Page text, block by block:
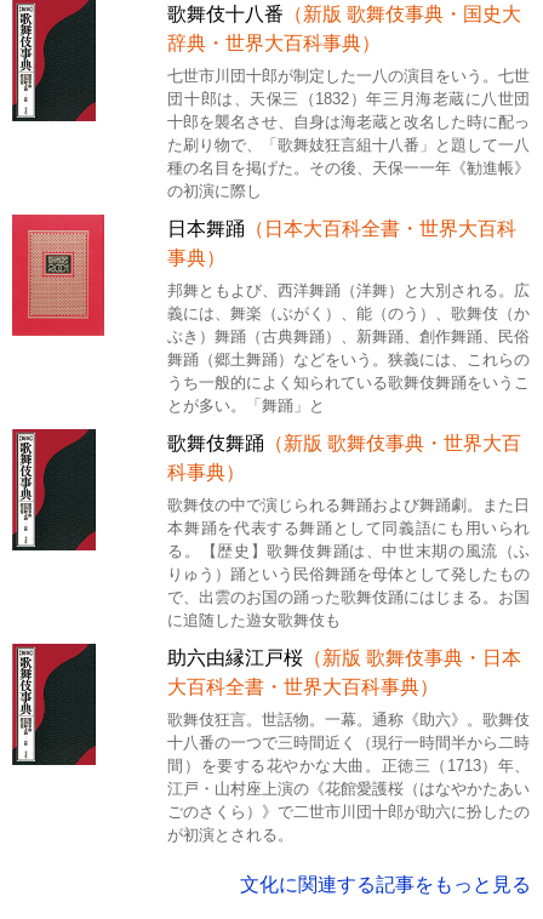
歌舞伎十八番 （新版 歌舞伎事典・国史大
辞典・世界大百科事典）
七世市川団十郎が制定した一八の演目をいう。七世
団十郎は、天保三（1832）年三月海老蔵に八世団
十郎を襲名させ、自身は海老蔵と改名した時に配っ
た刷り物で、「歌舞妓狂言組十八番」と題して一八
種の名目を掲げた。その後、天保一一年《勧進帳》
の初演に際し
日本舞踊 （日本大百科全書・世界大百科
事典）
邦舞ともよび、西洋舞踊（洋舞）と大別される。広
義には、舞楽（ぶがく）、能（のう）、歌舞伎（か
ぶき）舞踊（古典舞踊）、新舞踊、創作舞踊、民俗
舞踊（郷土舞踊）などをいう。狭義には、これらの
うち一般的によく知られている歌舞伎舞踊をいうこ
とが多い。「舞踊」と
歌舞伎舞踊 （新版 歌舞伎事典・世界大百
科事典）
歌舞伎の中で演じられる舞踊および舞踊劇。また日
本舞踊を代表する舞踊として同義語にも用いられ
る。【歴史】歌舞伎舞踊は、中世末期の風流（ふ
りゅう）踊という民俗舞踊を母体として発したもの
で、出雲のお国の踊った歌舞伎踊にはじまる。お国
に追随した遊女歌舞伎も
助六由縁江戸桜 （新版 歌舞伎事典・日本
大百科全書・世界大百科事典）
歌舞伎狂言。世話物。一幕。通称《助六》。歌舞伎
十八番の一つで三時間近く（現行一時間半から二時
間）を要する花やかな大曲。正徳三（1713）年、
江戸・山村座上演の《花館愛護桜（はなやかたあい
ごのさくら）》で二世市川団十郎が助六に扮したの
が初演とされる。
文化に関連する記事をもっと見る